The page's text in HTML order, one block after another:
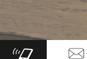
2020年05月 (6)
2020年04月 (6)